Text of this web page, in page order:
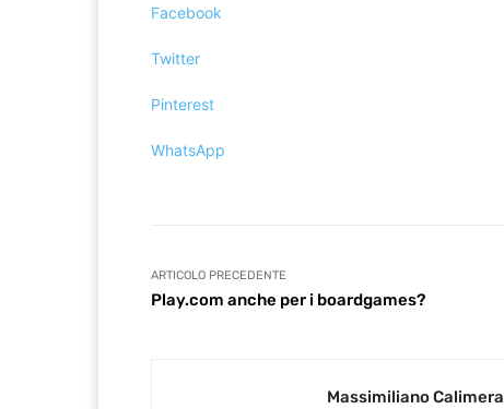
Facebook
Twitter
Pinterest
WhatsApp
ARTICOLO PRECEDENTE
Play.com anche per i boardgames?
Massimiliano Calimera